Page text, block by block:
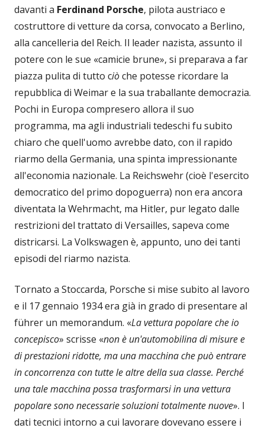
davanti a Ferdinand Porsche, pilota austriaco e
costruttore di vetture da corsa, convocato a Berlino,
alla cancelleria del Reich. Il leader nazista, assunto il
potere con le sue «camicie brune», si preparava a far
piazza pulita di tutto ciòche potesse ricordare la
repubblica di Weimar e la sua traballante democrazia.
Pochi in Europa compresero allora il suo
programma, ma agli industriali tedeschi fu subito
chiaro che quell'uomo avrebbe dato, con il rapido
riarmo della Germania, una spinta impressionante
all'economia nazionale. La Reichswehr (cioè l'esercito
democratico del primo dopoguerra) non era ancora
diventata la Wehrmacht, ma Hitler, pur legato dalle
restrizioni del trattato di Versailles, sapeva come
districarsi. La Volkswagen è, appunto, uno dei tanti
episodi del riarmo nazista.
Tornato a Stoccarda, Porsche si mise subito al lavoro
e il 17 gennaio 1934 era già in grado di presentare al
führer un memorandum. «La vettura popolare che io
concepisco» scrisse «non è un'automobilina di misure e
di prestazioni ridotte, ma una macchina che può entrare
in concorrenza con tutte le altre della sua classe. Perché
una tale macchina possa trasformarsi in una vettura
popolare sono necessarie soluzioni totalmente nuove». I
dati tecnici intorno a cui lavorare dovevano essere i